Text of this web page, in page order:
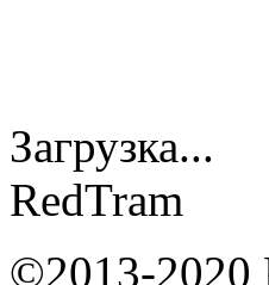
Загрузка...
RedTram
©2013-2020